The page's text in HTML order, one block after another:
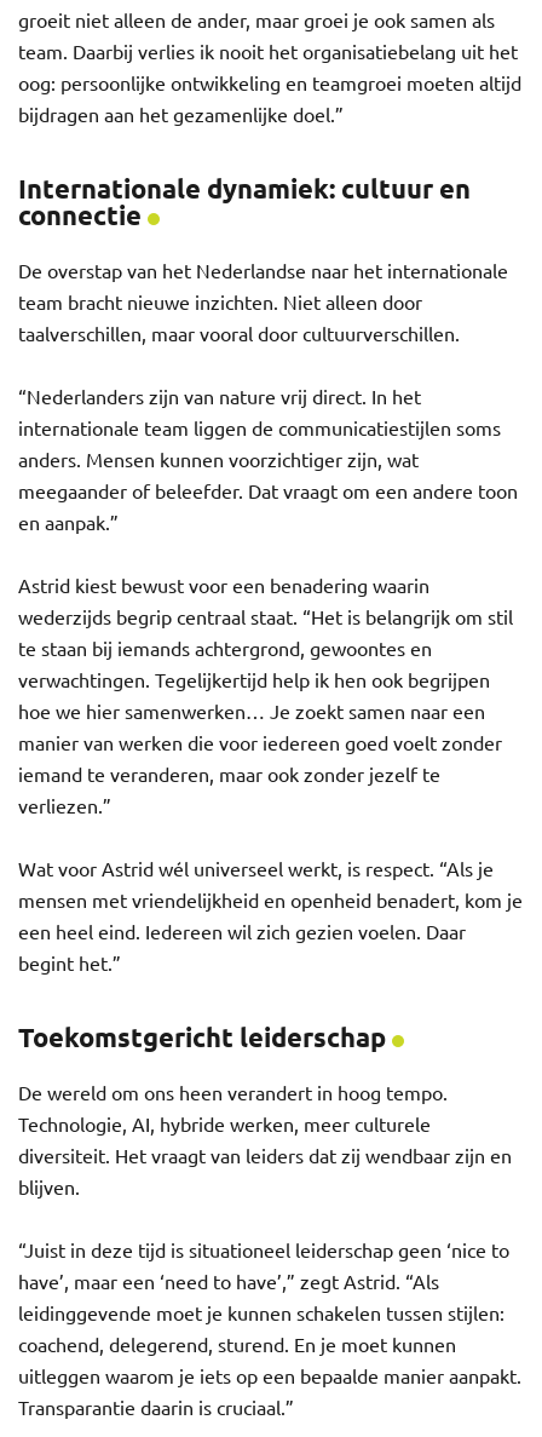
groeit niet alleen de ander, maar groei je ook samen als
team. Daarbij verlies ik nooit het organisatiebelang uit het
oog: persoonlijke ontwikkeling en teamgroei moeten altijd
bijdragen aan het gezamenlijke doel.”
Internationale dynamiek: cultuur en
connectie
De overstap van het Nederlandse naar het internationale
team bracht nieuwe inzichten. Niet alleen door
taalverschillen, maar vooral door cultuurverschillen.
“Nederlanders zijn van nature vrij direct. In het
internationale team liggen de communicatiestijlen soms
anders. Mensen kunnen voorzichtiger zijn, wat
meegaander of beleefder. Dat vraagt om een andere toon
en aanpak.”
Astrid kiest bewust voor een benadering waarin
wederzijds begrip centraal staat. “Het is belangrijk om stil
te staan bij iemands achtergrond, gewoontes en
verwachtingen. Tegelijkertijd help ik hen ook begrijpen
hoe we hier samenwerken… Je zoekt samen naar een
manier van werken die voor iedereen goed voelt zonder
iemand te veranderen, maar ook zonder jezelf te
verliezen.”
Wat voor Astrid wél universeel werkt, is respect. “Als je
mensen met vriendelijkheid en openheid benadert, kom je
een heel eind. Iedereen wil zich gezien voelen. Daar
begint het.”
Toekomstgericht leiderschap
De wereld om ons heen verandert in hoog tempo.
Technologie, AI, hybride werken, meer culturele
diversiteit. Het vraagt van leiders dat zij wendbaar zijn en
blijven.
“Juist in deze tijd is situationeel leiderschap geen ‘nice to
have’, maar een ‘need to have’,” zegt Astrid. “Als
leidinggevende moet je kunnen schakelen tussen stijlen:
coachend, delegerend, sturend. En je moet kunnen
uitleggen waarom je iets op een bepaalde manier aanpakt.
Transparantie daarin is cruciaal.”